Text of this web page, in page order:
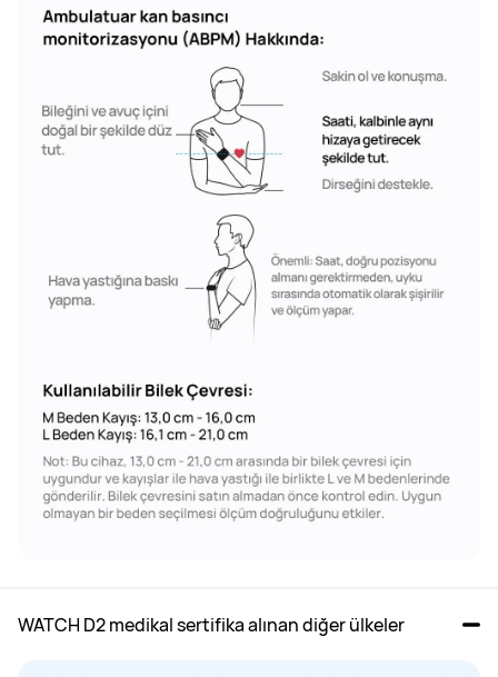
WATCH D2 medikal sertifika alınan diğer ülkeler